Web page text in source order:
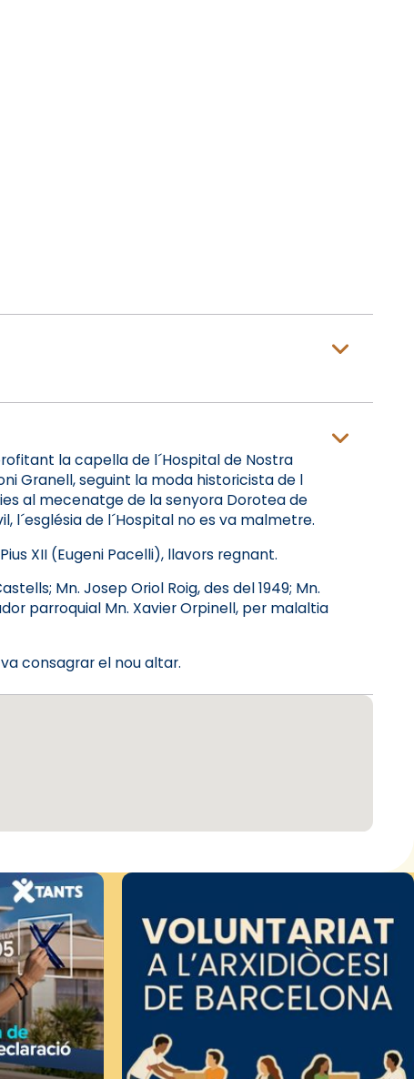
la capella de l´Hospital de Nostra
Granell, seguint la moda historicista de l
al mecenatge de la senyora Dorotea de
l´església de l´Hospital no es va malmetre.
XII (Eugeni Pacelli), llavors regnant.
Mn. Josep Oriol Roig, des del 1949; Mn.
parroquial Mn. Xavier Orpinell, per malaltia
va consagrar el nou altar.